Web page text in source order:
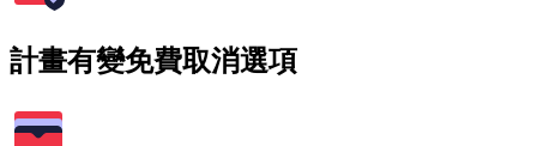
計畫有變免費取消選項